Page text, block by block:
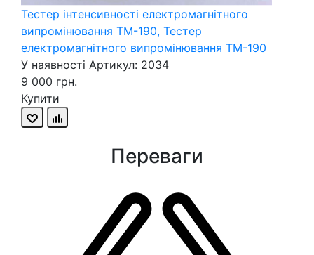
Тестер інтенсивності електромагнітного
випромінювання TM-190, Тестер
електромагнітного випромінювання ТМ-190
У наявності Артикул: 2034
9 000 грн.
Купити
Переваги